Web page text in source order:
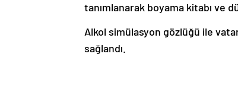
tanımlanarak boyama kitabı ve
Alkol simülasyon gözlüğü ile
sağlandı.